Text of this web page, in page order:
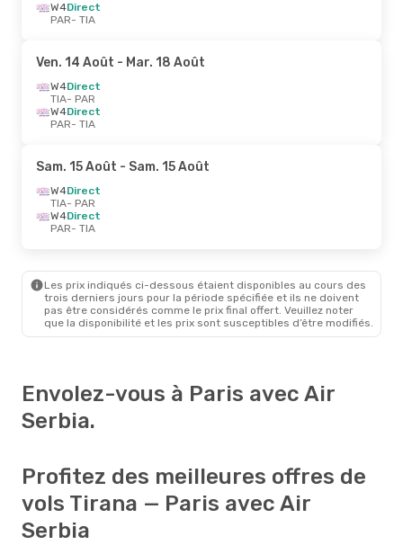
W4Direct
PAR- TIA
Ven. 14 Août - Mar. 18 Août
W4Direct
TIA- PAR
W4Direct
PAR- TIA
Sam. 15 Août - Sam. 15 Août
W4Direct
TIA- PAR
W4Direct
PAR- TIA
Les prix indiqués ci-dessous étaient disponibles au cours des
trois derniers jours pour la période spécifiée et ils ne doivent
pas être considérés comme le prix final offert. Veuillez noter
que la disponibilité et les prix sont susceptibles d’être modifiés.
Envolez-vous à Paris avec Air
Serbia.
Profitez des meilleures offres de
vols Tirana — Paris avec Air
Serbia